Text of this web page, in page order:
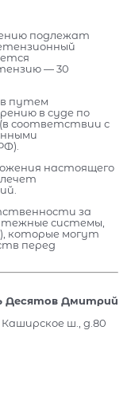
подлежат
— 30
путем
в суде по
соответствии с
настоящего
за
системы,
которые могут
перед
Десятов Дмитрий
Каширское ш., д.80